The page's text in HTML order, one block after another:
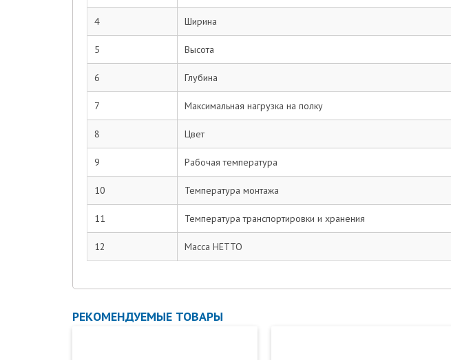
4 Ширина
5 Высота
6 Глубина
7 Максимальная нагрузка на полку
8 Цвет
9 Рабочая температура
10 Температура монтажа
11 Температура транспортировки и хранения
12 Масса НЕТТО
РЕКОМЕНДУЕМЫЕ ТОВАРЫ
Ваше имя:*